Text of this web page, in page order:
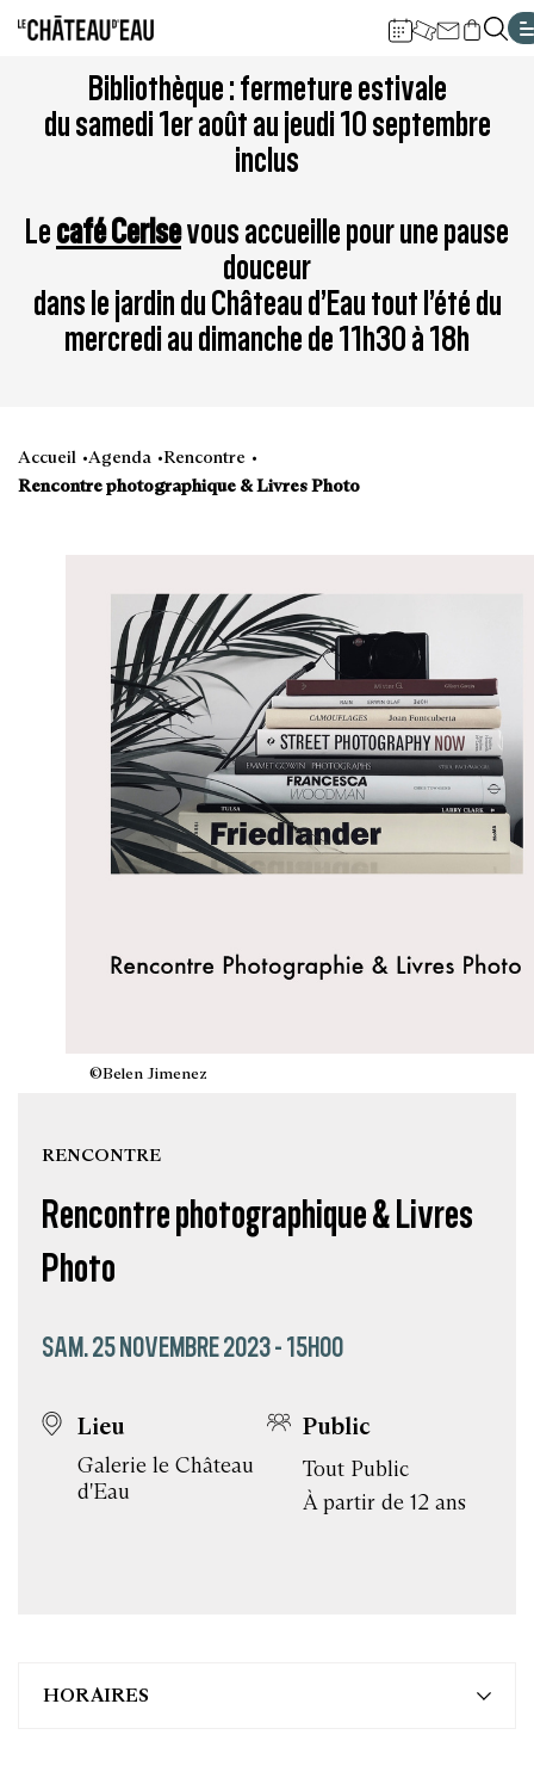
Aller
contenu
Aller
à
la
navigation
à
la
recherche
Aller
au
pied
plan
Bibliothèque : fermeture estivale
du samedi 1er août au jeudi 10 septembre
inclus
Lecafé Cerisevous accueille pour une pause
douceur
dans le jardin du Château d’Eau tout l’été du
mercredi au dimanche de 11h30 à 18h
Accueil Agenda Rencontre
Rencontre photographique & Livres Photo
©Belen Jimenez
Rencontre photographique & Livres
Photo
RENCONTRE
SAM. 25 NOVEMBRE 2023 - 15H00
Lieu
Galerie le Château
d'Eau
Public
Tout Public
À partir de 12 ans
HORAIRES